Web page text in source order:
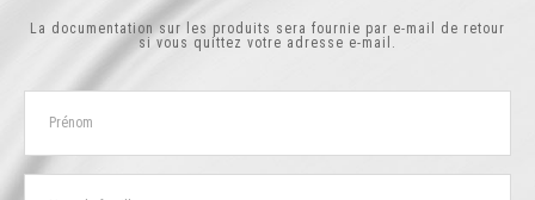
La documentation sur les produits sera fournie par e-mail de retour
si vous quittez votre adresse e-mail.